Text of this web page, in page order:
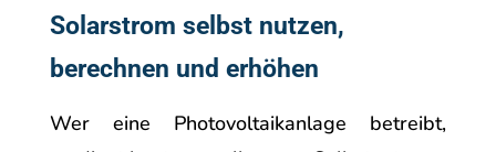
Solarstrom selbst nutzen,
berechnen und erhöhen
Wer eine Photovoltaikanlage betreibt,